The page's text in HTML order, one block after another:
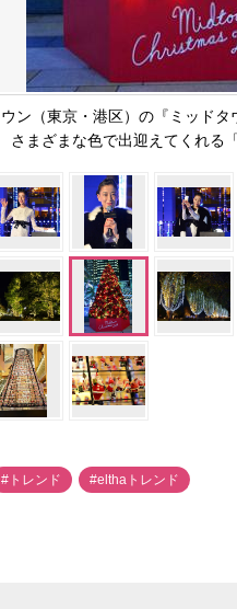
ン（東京・港区）の『ミッド
さまざまな色で出迎えてくれる
#トレンド #elthaトレンド